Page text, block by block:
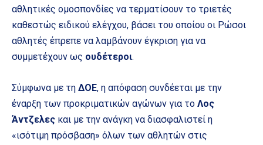
αθλητικές ομοσπονδίες να τερματίσουν το τριετές
καθεστώς ειδικού ελέγχου, βάσει του οποίου οι Ρώσοι
αθλητές έπρεπε να λαμβάνουν έγκριση για να
συμμετέχουν ως ουδέτεροι.
Σύμφωνα με τη ΔΟΕ, η απόφαση συνδέεται με την
έναρξη των προκριματικών αγώνων για το Λος
Άντζελες και με την ανάγκη να διασφαλιστεί η
«ισότιμη πρόσβαση» όλων των αθλητών στις